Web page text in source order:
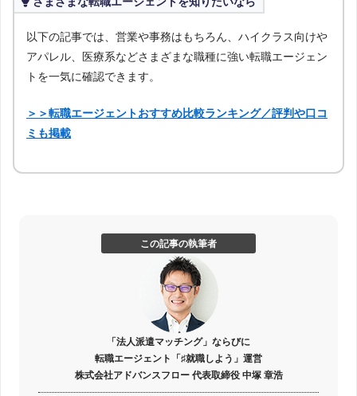
以下の記事では、営業や事務はもちろん、ハイクラス向けや
アパレル、医療系などさまざまな職種に強い転職エージェン
トを一気に確認できます。
＞＞転職エージェントおすすめ比較ランキング／評判や口コ
ミも掲載
この記事の執筆者
「法人派遣マッチング」ならびに
転職エージェント「♯就職しよう」運営
株式会社アドバンスフロー 代表取締役 中塚 章浩